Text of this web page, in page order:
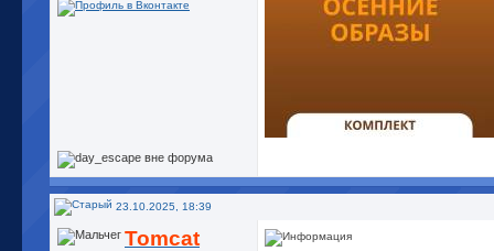
23.10.2025, 18:39
Tomcat